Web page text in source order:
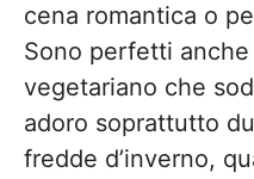
cena romantica o
Sono perfetti
vegetariano che
adoro soprattutto
fredde d’inverno,